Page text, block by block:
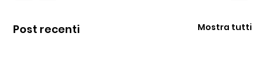
Post recenti Mostra tutti